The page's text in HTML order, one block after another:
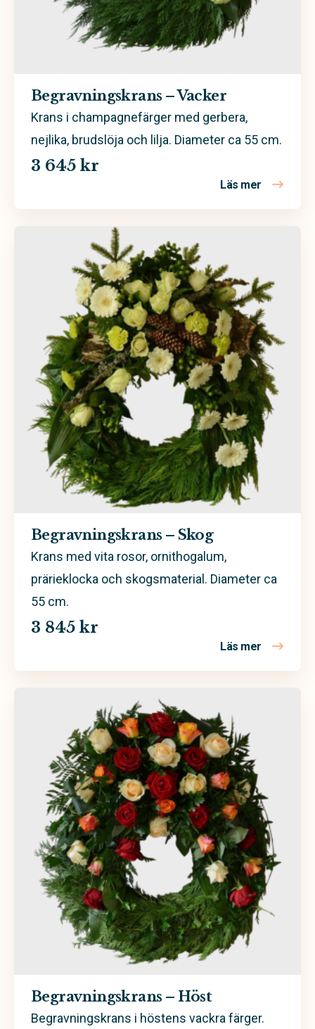
Begravningskrans – Vacker
Krans i champagnefärger med gerbera,
nejlika, brudslöja och lilja. Diameter ca 55 cm.
3 645 kr
Läs mer om
Begravningskrans – Skog
Krans med vita rosor, ornithogalum,
prärieklocka och skogsmaterial. Diameter ca
55 cm.
3 845 kr
Läs mer om
Begravningskrans – Höst
Begravningskrans i höstens vackra färger.